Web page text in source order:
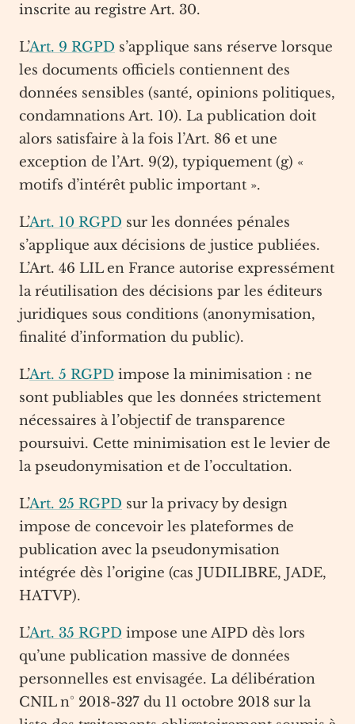
inscrite au registre Art. 30.
L’Art. 9 RGPD s’applique sans réserve lorsque
les documents officiels contiennent des
données sensibles (santé, opinions politiques,
condamnations Art. 10). La publication doit
alors satisfaire à la fois l’Art. 86 et une
exception de l’Art. 9(2), typiquement (g) «
motifs d’intérêt public important ».
L’Art. 10 RGPD sur les données pénales
s’applique aux décisions de justice publiées.
L’Art. 46 LIL en France autorise expressément
la réutilisation des décisions par les éditeurs
juridiques sous conditions (anonymisation,
finalité d’information du public).
L’Art. 5 RGPD impose la minimisation : ne
sont publiables que les données strictement
nécessaires à l’objectif de transparence
poursuivi. Cette minimisation est le levier de
la pseudonymisation et de l’occultation.
L’Art. 25 RGPD sur la privacy by design
impose de concevoir les plateformes de
publication avec la pseudonymisation
intégrée dès l’origine (cas JUDILIBRE, JADE,
HATVP).
L’Art. 35 RGPD impose une AIPD dès lors
qu’une publication massive de données
personnelles est envisagée. La délibération
CNIL n° 2018-327 du 11 octobre 2018 sur la